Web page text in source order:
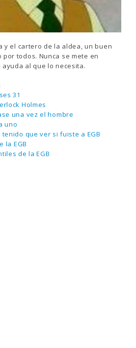
y el cartero de la aldea, un buen
todos. Nunca se mete en
al que lo necesita.
31
Holmes
una vez el hombre
uno
que ver si fuiste a EGB
la EGB
de la EGB